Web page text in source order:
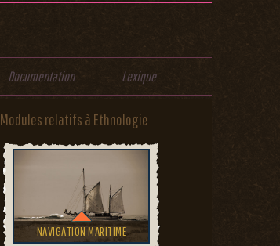
Documentation Lexique
Modules relatifs à Ethnologie
NAVIGATION MARITIME